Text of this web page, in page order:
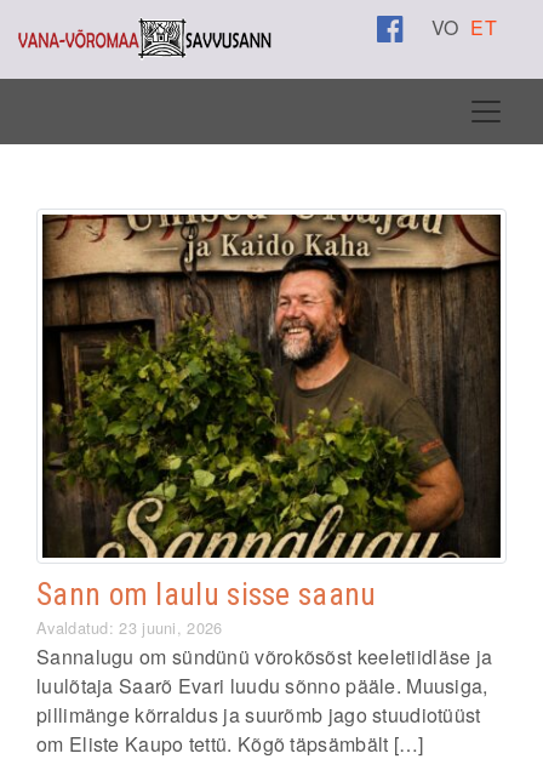
VO ET
Sann om laulu sisse saanu
Avaldatud: 23 juuni, 2026
Sannalugu om sündünü võrokõsõst keeletiidläse ja
luulõtaja Saarõ Evari luudu sõnno pääle. Muusiga,
pillimänge kõrraldus ja suurõmb jago stuudiotüüst
om Eliste Kaupo tettü. Kõgõ täpsämbält […]